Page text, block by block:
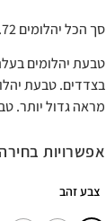
סך הכל יהלומים 0.72 קראט
בצדדים. טבעת
מראה גדול יותר.
אפשרויות
צבע זהב